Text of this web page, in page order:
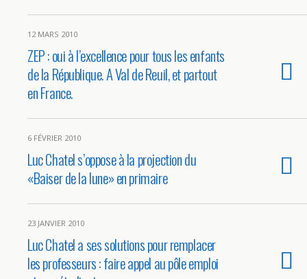
12 MARS 2010
ZEP : oui à l’excellence pour tous les enfants
de la République. A Val de Reuil, et partout
en France.
6 FÉVRIER 2010
Luc Chatel s’oppose à la projection du
«Baiser de la lune» en primaire
23 JANVIER 2010
Luc Chatel a ses solutions pour remplacer
les professeurs : faire appel au pôle emploi